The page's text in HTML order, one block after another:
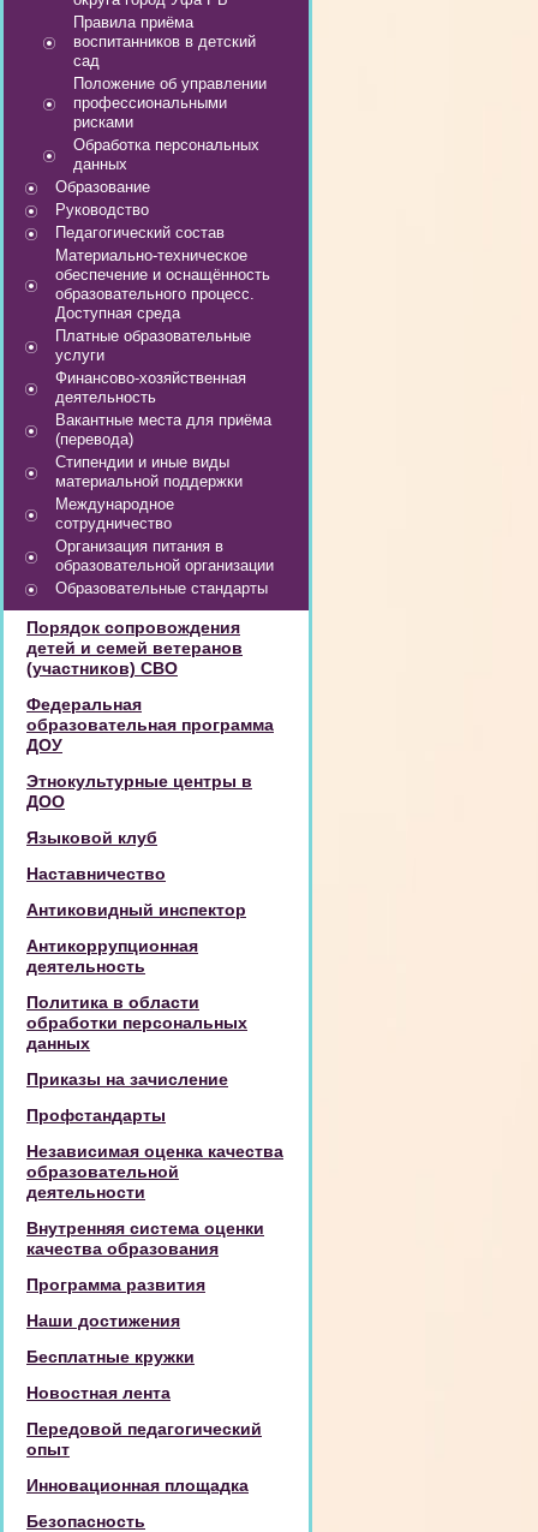
Правила приёма
воспитанников в детский
сад
Положение об управлении
профессиональными
рисками
Обработка персональных
данных
Образование
Руководство
Педагогический состав
Материально-техническое
обеспечение и оснащённость
образовательного процесс.
Доступная среда
Платные образовательные
услуги
Финансово-хозяйственная
деятельность
Вакантные места для приёма
(перевода)
Стипендии и иные виды
материальной поддержки
Международное
сотрудничество
Организация питания в
образовательной организации
Образовательные стандарты
Порядок сопровождения
детей и семей ветеранов
(участников) СВО
Федеральная
образовательная программа
ДОУ
Этнокультурные центры в
ДОО
Языковой клуб
Наставничество
Антиковидный инспектор
Антикоррупционная
деятельность
Политика в области
обработки персональных
данных
Приказы на зачисление
Профстандарты
Независимая оценка качества
образовательной
деятельности
Внутренняя система оценки
качества образования
Программа развития
Наши достижения
Бесплатные кружки
Новостная лента
Передовой педагогический
опыт
Инновационная площадка
Безопасность